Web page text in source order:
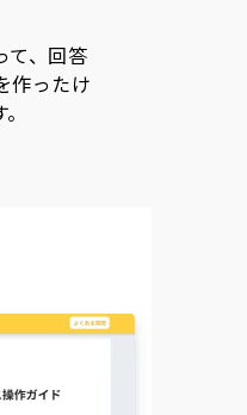
て、回答
作ったけ